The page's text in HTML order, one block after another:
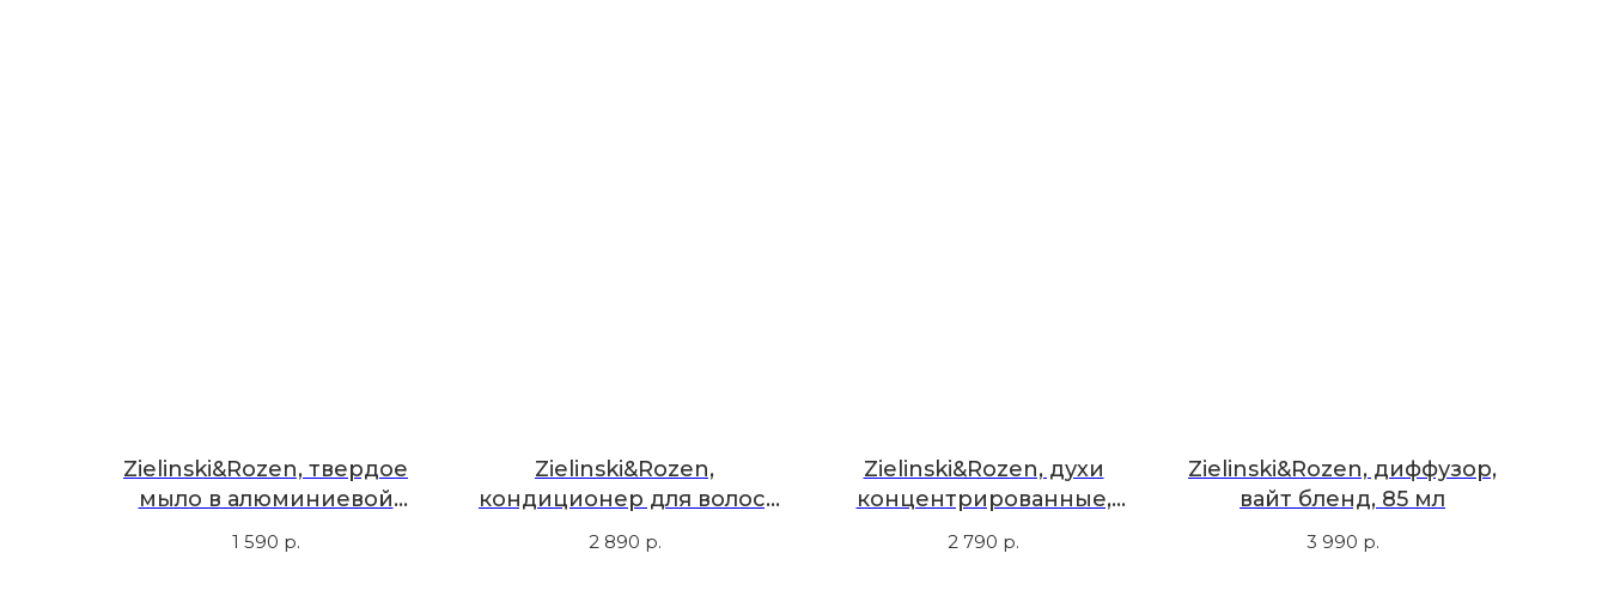
Zielinski&Rozen, твердое
мыло в алюминиевой
коробке, черный перец,
ветивер, нероли, амбра
1 590 р.
Zielinski&Rozen,
кондиционер для волос,
без аромата, 300 мл
2 890 р.
Zielinski&Rozen, духи
концентрированные,
powder, 10мл
2 790 р.
Zielinski&Rozen, диффузор,
вайт бленд, 85 мл
3 990 р.